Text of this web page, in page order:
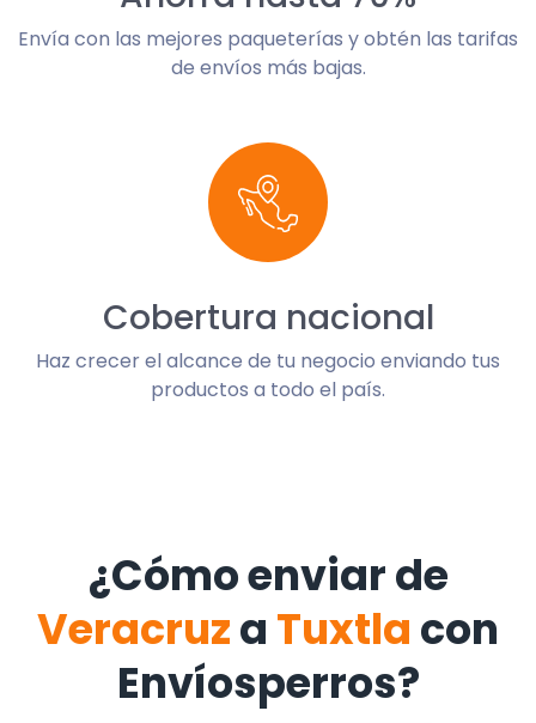
Envía con las mejores paqueterías y obtén las tarifas
de envíos más bajas.
Cobertura nacional
Haz crecer el alcance de tu negocio enviando tus
productos a todo el país.
¿Cómo enviar de
Veracruza Tuxtla con
Envíosperros?